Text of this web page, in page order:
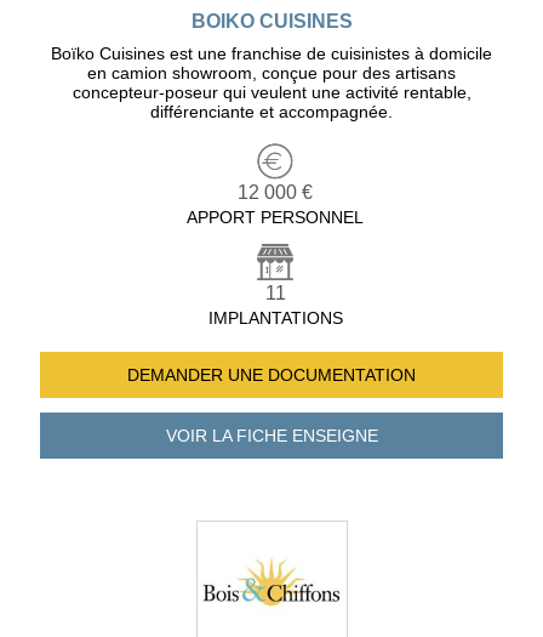
BOIKO CUISINES
Boïko Cuisines est une franchise de cuisinistes à domicile
en camion showroom, conçue pour des artisans
concepteur-poseur qui veulent une activité rentable,
différenciante et accompagnée.
12 000 €
APPORT PERSONNEL
11
IMPLANTATIONS
DEMANDER UNE DOCUMENTATION
VOIR LA FICHEENSEIGNE